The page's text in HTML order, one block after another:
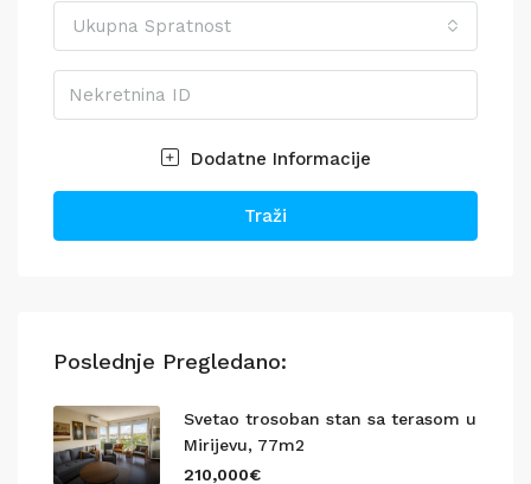
Ukupna Spratnost
Dodatne Informacije
Traži
Poslednje Pregledano:
Svetao trosoban stan sa terasom u
Mirijevu, 77m2
210,000€